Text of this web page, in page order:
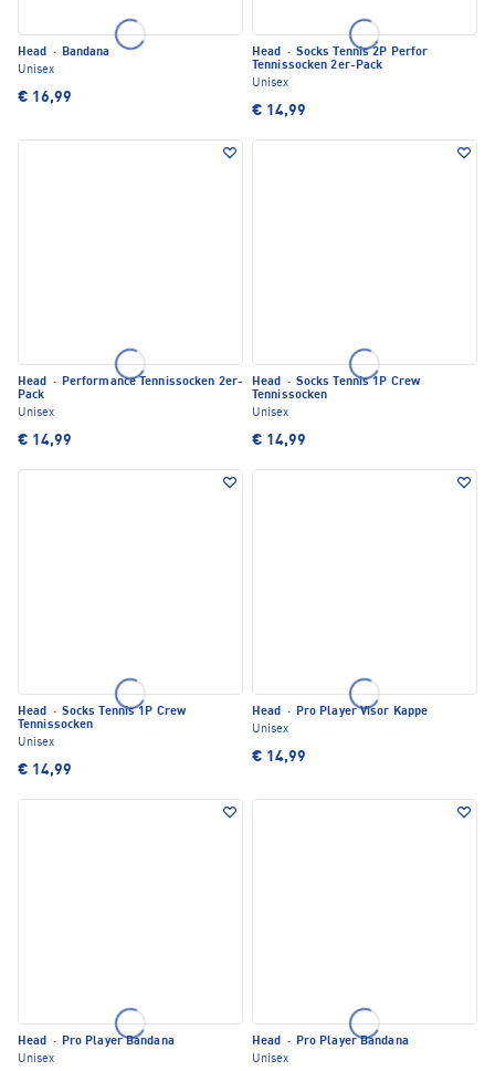
Head · Bandana
Unisex
€ 16,99
Head · Socks Tennis 2P Perfor
Tennissocken 2er-Pack
Unisex
€ 14,99
Head · Performance Tennissocken 2er-
Pack
Unisex
€ 14,99
Head · Socks Tennis 1P Crew
Tennissocken
Unisex
€ 14,99
Head · Socks Tennis 1P Crew
Tennissocken
Unisex
€ 14,99
Head · Pro Player Visor Kappe
Unisex
€ 14,99
Head · Pro Player Bandana
Unisex
Head · Pro Player Bandana
Unisex